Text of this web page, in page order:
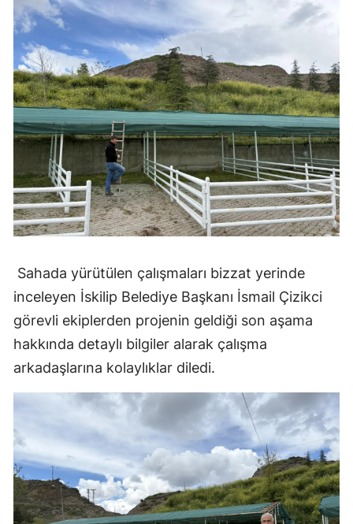
Kastamonu
Kayseri
Kırklareli
Kırşehir
Kocaeli
Konya
Kütahya
Malatya
Mardin
Muğla
Muş
Nevşehir
Sahada yürütülen çalışmaları bizzat yerinde
inceleyen İskilip Belediye Başkanı İsmail Çizikci
görevli ekiplerden projenin geldiği son aşama
hakkında detaylı bilgiler alarak çalışma
arkadaşlarına kolaylıklar diledi.